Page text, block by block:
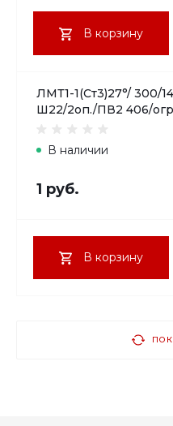
В корзину
ЛМТ1-1(Ст3)27°/ 300/
Ш22/2оп./ПВ2 406/
В наличии
1 руб.
В корзину